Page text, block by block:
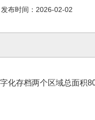
发布时间：2026-02-02
化存档两个区域总面积